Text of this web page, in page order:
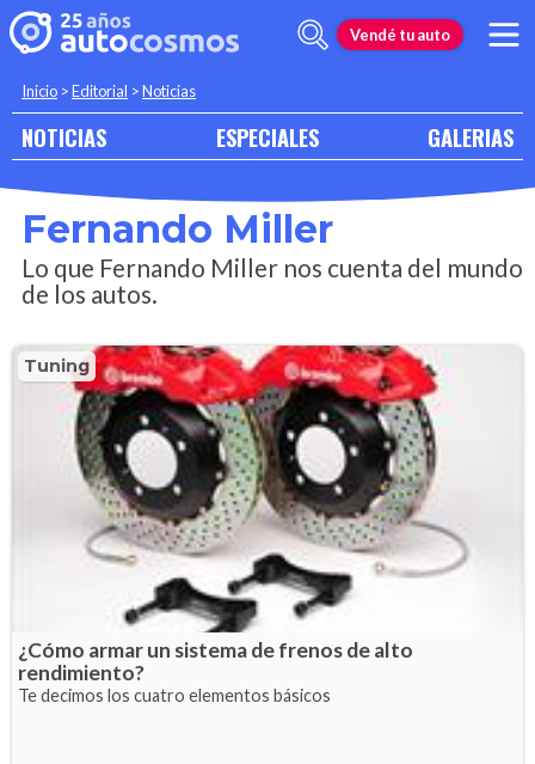
Vendé tu auto
Inicio >Editorial >Noticias
NOTICIAS ESPECIALES GALERIAS
Fernando Miller
Lo que Fernando Miller nos cuenta del mundo
de los autos.
Tuning
¿Cómo armar un sistema de frenos de alto
rendimiento?
Te decimos los cuatro elementos básicos